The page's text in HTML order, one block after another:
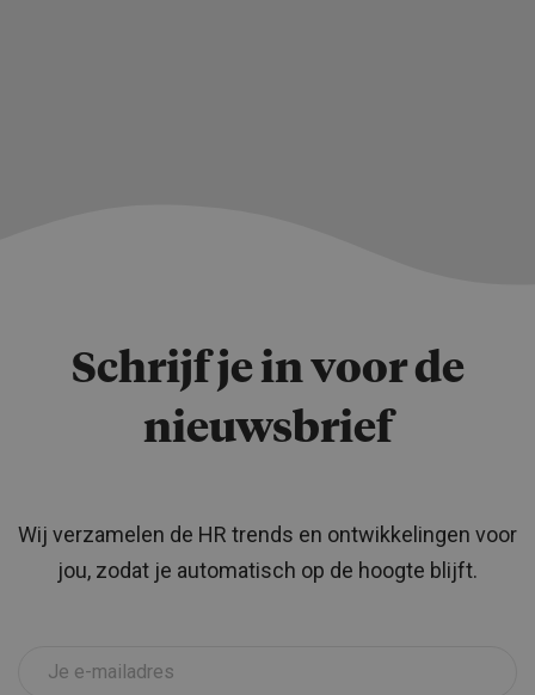
Schrijf je in voor de
nieuwsbrief
Wij verzamelen de HR trends en ontwikkelingen voor
jou, zodat je automatisch op de hoogte blijft.